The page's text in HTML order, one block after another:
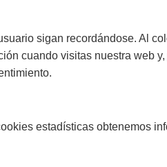
sigan recordándose. Al
cuando visitas nuestra web
estadísticas obtenemos